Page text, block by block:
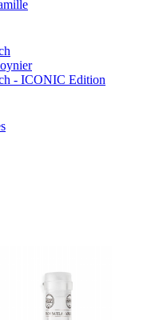
- ICONIC Edition